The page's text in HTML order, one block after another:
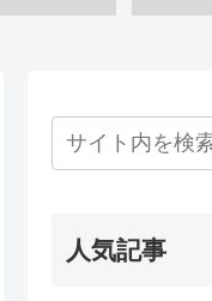
人気記事